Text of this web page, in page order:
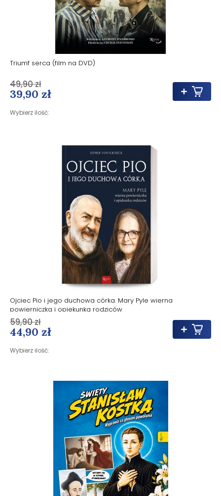
Triumf serca (film na DVD)
39,90 zł
Wybierz ilość:
49,90 zł
Ojciec Pio i jego duchowa córka. Mary Pyle wierna
powierniczka i opiekunka rodziców
44,90 zł
Wybierz ilość:
59,90 zł